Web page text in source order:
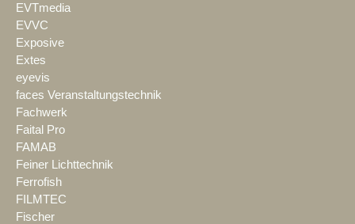
EVTmedia
EVVC
Exposive
Extes
eyevis
faces Veranstaltungstechnik
Fachwerk
Faital Pro
FAMAB
Feiner Lichttechnik
Ferrofish
FILMTEC
Fischer